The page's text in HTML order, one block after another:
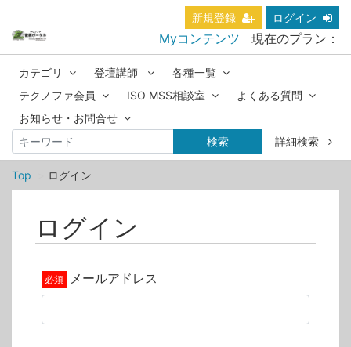
新規登録 ログイン
Myコンテンツ 現在のプラン：
カテゴリ 登壇講師
各種一覧
テクノファ会員
ISO MSS相談室
よくある質問
お知らせ・お問合せ
検索
詳細検索
Top ログイン
ログイン
メールアドレス